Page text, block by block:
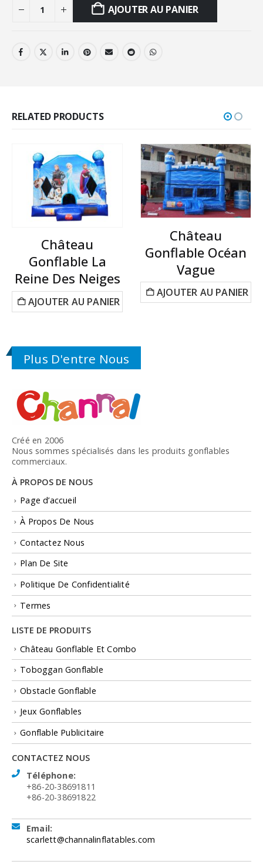
AJOUTER AU PANIER
RELATED PRODUCTS
Château
Gonflable La
Reine Des Neiges
AJOUTER AU PANIER
Château
Gonflable Océan
Vague
AJOUTER AU PANIER
Plus D'entre Nous
Créé en 2006
Nous sommes spécialisés dans les produits gonflables
commerciaux.
À PROPOS DE NOUS
Page d’accueil
À Propos De Nous
Contactez Nous
Plan De Site
Politique De Confidentialité
Termes
LISTE DE PRODUITS
Château Gonflable Et Combo
Toboggan Gonflable
Obstacle Gonflable
Jeux Gonflables
Gonflable Publicitaire
CONTACTEZ NOUS
Téléphone:
+86-20-38691811
+86-20-38691822
Email:
scarlett@channalinflatables.com